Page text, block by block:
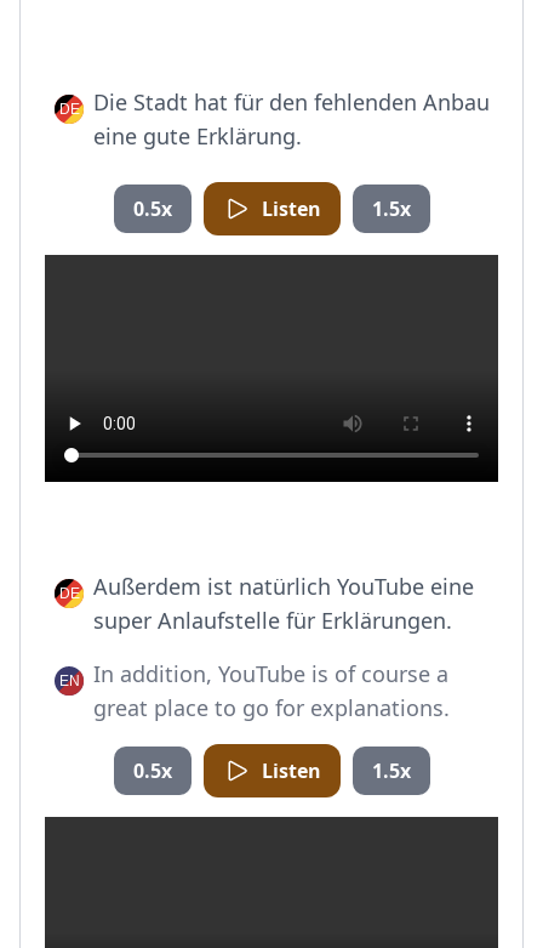
Die Stadt hat für den fehlenden Anbau
eine gute Erklärung.
0.5x Listen 1.5x
Außerdem ist natürlich YouTube eine
super Anlaufstelle für Erklärungen.
In addition, YouTube is of course a
great place to go for explanations.
0.5x Listen 1.5x